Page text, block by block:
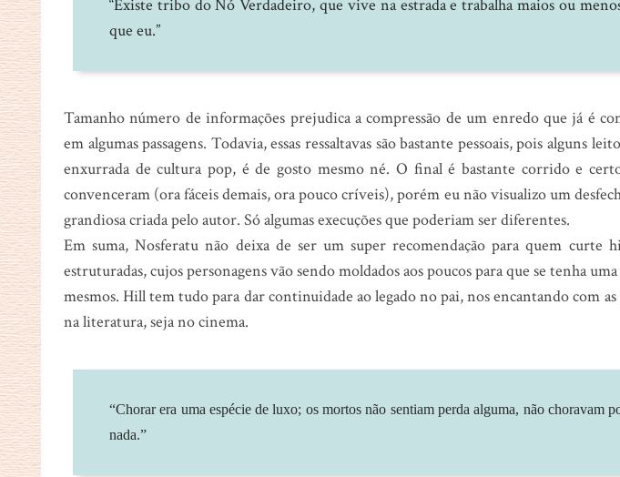
“Existe tribo do Nó Verdadeiro, que vive na estrada e trabalha maios ou
que eu.”
Tamanho número de informações prejudica a compressão de um enredo que já é
em algumas passagens. Todavia, essas ressaltavas são bastante pessoais, pois alguns
enxurrada de cultura pop, é de gosto mesmo né. O final é bastante corrido e
convenceram (ora fáceis demais, ora pouco críveis), porém eu não visualizo um
grandiosa criada pelo autor. Só algumas execuções que poderiam ser diferentes.
Em suma, Nosferatu não deixa de ser um super recomendação para quem curte
estruturadas, cujos personagens vão sendo moldados aos poucos para que se tenha
mesmos. Hill tem tudo para dar continuidade ao legado no pai, nos encantando com as
na literatura, seja no cinema.
“Chorar era uma espécie de luxo; os mortos não sentiam perda alguma, não choravam
nada.”